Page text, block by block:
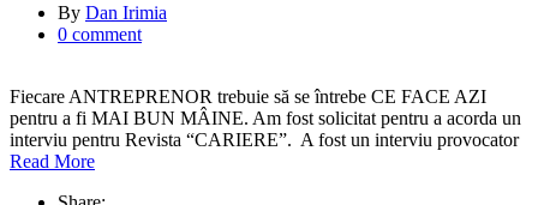
By Dan Irimia
0 comment
Fiecare ANTREPRENOR trebuie să se întrebe CE FACE AZI
pentru a fi MAI BUN MÂINE. Am fost solicitat pentru a acorda un
interviu pentru Revista “CARIERE”. A fost un interviu provocator
Read More